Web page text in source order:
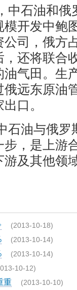
中石油和俄
开发中鲍
司，俄方
还将联合
气田。生
远东原油
口。
石油与俄罗
，是上游
及其他领
(2013-10-18)
(2013-10-14)
(2013-10-14)
10-12)
重 (2013-10-10)